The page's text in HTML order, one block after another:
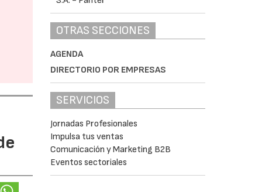
OTRAS SECCIONES
AGENDA
DIRECTORIO POR EMPRESAS
SERVICIOS
Jornadas Profesionales
Impulsa tus ventas
Comunicación y Marketing B2B
Eventos sectoriales